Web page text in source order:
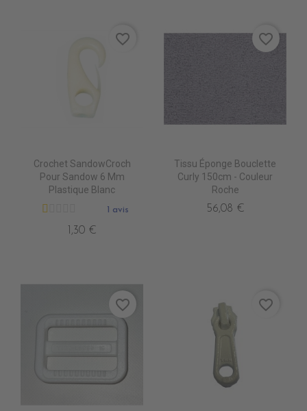
Crochet SandowCroch
Pour Sandow 6 Mm
Plastique Blanc
1 avis
1,30 €
favorite_border
Tissu Éponge Bouclette
Curly 150cm - Couleur
Roche
56,08 €
favorite_border
favorite_border favorite_border